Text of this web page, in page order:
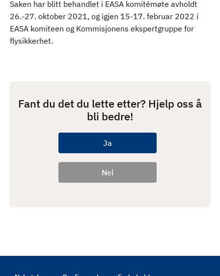
Saken har blitt behandlet i EASA komitémøte avholdt
26.-27. oktober 2021, og igjen 15-17. februar 2022 i
EASA komiteen og Kommisjonens ekspertgruppe for
flysikkerhet.
Fant du det du lette etter? Hjelp oss å
bli bedre!